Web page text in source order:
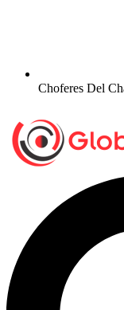
Choferes Del